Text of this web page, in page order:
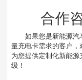
合作
如果您是新能源
量充电卡需求的客户
为您提供定制化新能
级！